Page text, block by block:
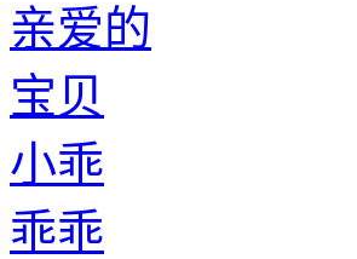
亲爱的
宝贝
小乖
乖乖